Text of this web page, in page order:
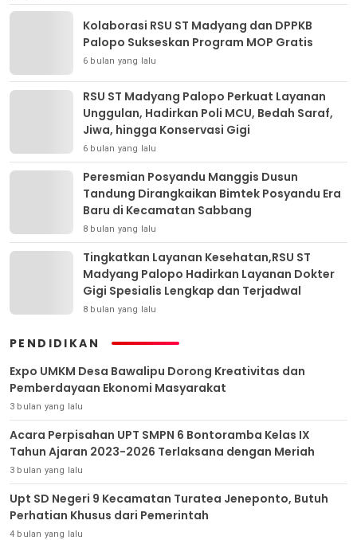
Kolaborasi RSU ST Madyang dan DPPKB
Palopo Sukseskan Program MOP Gratis
6 bulan yang lalu
RSU ST Madyang Palopo Perkuat Layanan
Unggulan, Hadirkan Poli MCU, Bedah Saraf,
Jiwa, hingga Konservasi Gigi
6 bulan yang lalu
Peresmian Posyandu Manggis Dusun
Tandung Dirangkaikan Bimtek Posyandu Era
Baru di Kecamatan Sabbang
8 bulan yang lalu
Tingkatkan Layanan Kesehatan,RSU ST
Madyang Palopo Hadirkan Layanan Dokter
Gigi Spesialis Lengkap dan Terjadwal
8 bulan yang lalu
PENDIDIKAN
Expo UMKM Desa Bawalipu Dorong Kreativitas dan
Pemberdayaan Ekonomi Masyarakat
3 bulan yang lalu
Acara Perpisahan UPT SMPN 6 Bontoramba Kelas IX
Tahun Ajaran 2023-2026 Terlaksana dengan Meriah
3 bulan yang lalu
Upt SD Negeri 9 Kecamatan Turatea Jeneponto, Butuh
Perhatian Khusus dari Pemerintah
4 bulan yang lalu